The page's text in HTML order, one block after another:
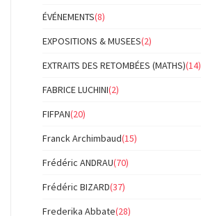
ÉVÉNEMENTS(8)
EXPOSITIONS & MUSEES(2)
EXTRAITS DES RETOMBÉES (MATHS)(14)
FABRICE LUCHINI(2)
FIFPAN(20)
Franck Archimbaud(15)
Frédéric ANDRAU(70)
Frédéric BIZARD(37)
Frederika Abbate(28)